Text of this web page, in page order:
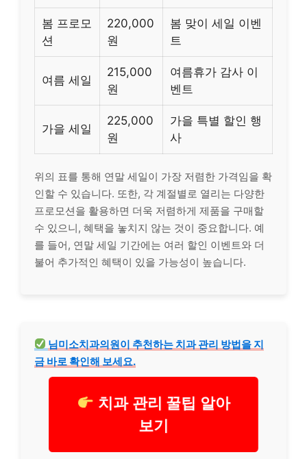
봄 프로모
션
220,000
원
봄 맞이 세일 이벤
트
여름 세일
215,000
원
여름휴가 감사 이
벤트
가을 세일
225,000
원
가을 특별 할인 행
사
위의 표를 통해 연말 세일이 가장 저렴한 가격임을 확
인할 수 있습니다. 또한, 각 계절별로 열리는 다양한
프로모션을 활용하면 더욱 저렴하게 제품을 구매할
수 있으니, 혜택을 놓치지 않는 것이 중요합니다. 예
를 들어, 연말 세일 기간에는 여러 할인 이벤트와 더
불어 추가적인 혜택이 있을 가능성이 높습니다.
님미소치과의원이 추천하는치과관리 방법을 지
금 바로 확인해 보세요.
치과 관리 꿀팁 알아
보기